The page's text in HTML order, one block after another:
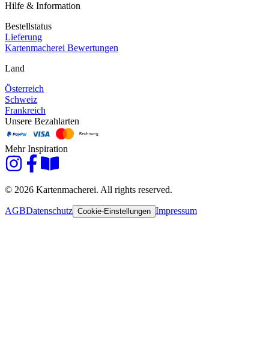
Hilfe & Information
Bestellstatus
Lieferung
Kartenmacherei Bewertungen
Land
Österreich
Schweiz
Frankreich
Unsere Bezahlarten
Mehr Inspiration
© 2026 Kartenmacherei. All rights reserved.
AGBDatenschutz Cookie-Einstellungen Impressum